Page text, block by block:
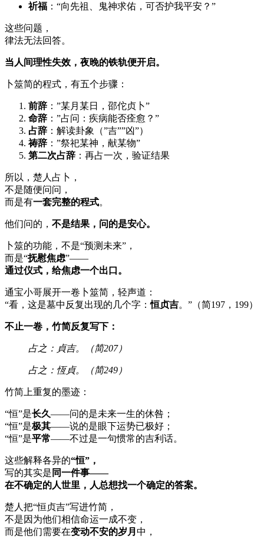
祈福 ：“向先祖、鬼神求佑，可否护我平安？”
这些问题，
律法无法回答。
当人间理性失效，夜晚的铁轨便开启。
卜筮简的程式，有五个步骤：
前辞 ：”某月某日，邵佗贞卜”
命辞 ：”占问：疾病能否痊愈？”
占辞 ：解读卦象（”吉””凶”）
祷辞 ：”祭祀某神，献某物”
第二次占辞 ：再占一次，验证结果
所以，楚人占卜，
不是随便问问，
而是有一套完整的程式。
他们问的， 不是结果，问的是安心。
卜筮的功能，不是“预测未来”，
而是“抚慰焦虑”——
通过仪式，给焦虑一个出口。
通宝小哥展开一卷卜筮简，轻声道：
“看，这是墓中反复出现的几个字：恒贞吉。”（简197，199）
不止一卷，竹简反复写下：
占之：貞吉。（简207）
占之：恆貞。（简249）
竹简上重复的墨迹：
“恒”是长久——问的是未来一生的休咎；
“恒”是极其——说的是眼下运势已极好；
“恒”是平常——不过是一句惯常的吉利话。
这些解释各异的“恒”，
写的其实是 同一件事——
在不确定的人世里，人总想找一个确定的答案。
楚人把“恒贞吉”写进竹简，
不是因为他们相信命运一成不变，
而是他们需要在变动不安的岁月 中，